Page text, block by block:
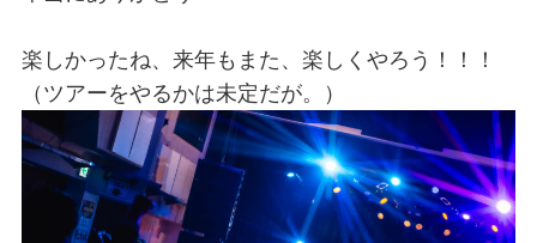
楽しかったね、来年もまた、楽しくやろう！！！
（ツアーをやるかは未定だが。）